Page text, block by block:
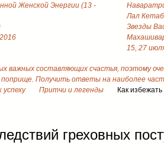
Женской Энергии (13 -
Лал
Звезды
15, 27
важных составляющих счастья, поэтому
Получить ответы на наиболее
успеху Притчи и легенды Как
греховных